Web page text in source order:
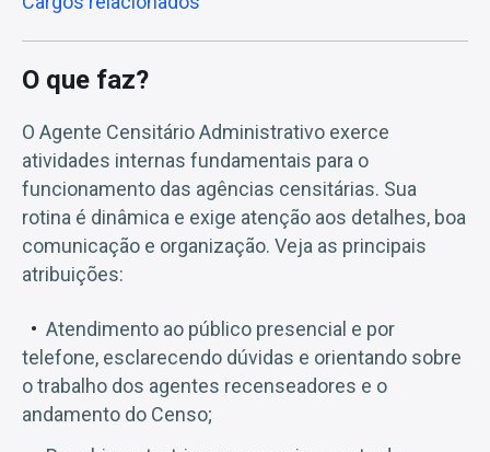
O que faz?
O Agente Censitário Administrativo exerce
atividades internas fundamentais para o
funcionamento das agências censitárias. Sua
rotina é dinâmica e exige atenção aos detalhes, boa
comunicação e organização. Veja as principais
atribuições:
Atendimento ao público presencial e por
telefone, esclarecendo dúvidas e orientando sobre
o trabalho dos agentes recenseadores e o
andamento do Censo;